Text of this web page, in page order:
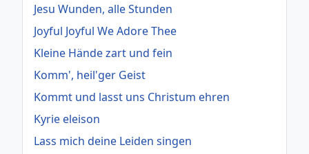
Jesu Wunden, alle Stunden
Joyful Joyful We Adore Thee
Kleine Hände zart und fein
Komm', heil'ger Geist
Kommt und lasst uns Christum ehren
Kyrie eleison
Lass mich deine Leiden singen